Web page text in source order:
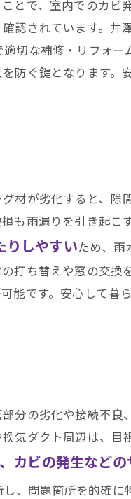
とで、室内でのカビ
認されています。井
切な補修・リフォー
防ぐ鍵となります。
材が劣化すると、隙
も雨漏りを引き起こす
りしやすいため、雨
打ち替えや窓の交換
能です。安心して暮
分の劣化や接続不良
気ダクト周辺は、目
カビの発生など
、問題箇所を的確に